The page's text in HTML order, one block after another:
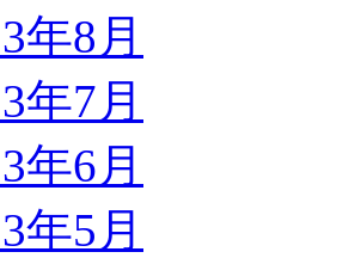
年8月
年7月
年6月
年5月